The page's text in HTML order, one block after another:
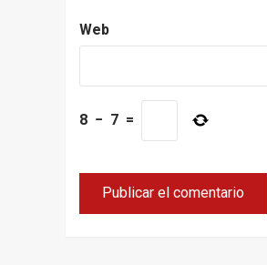
Web
8 − 7 =